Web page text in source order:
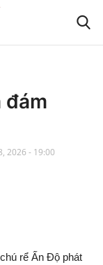
đám
2026 - 19:00
rể Ấn Độ phát